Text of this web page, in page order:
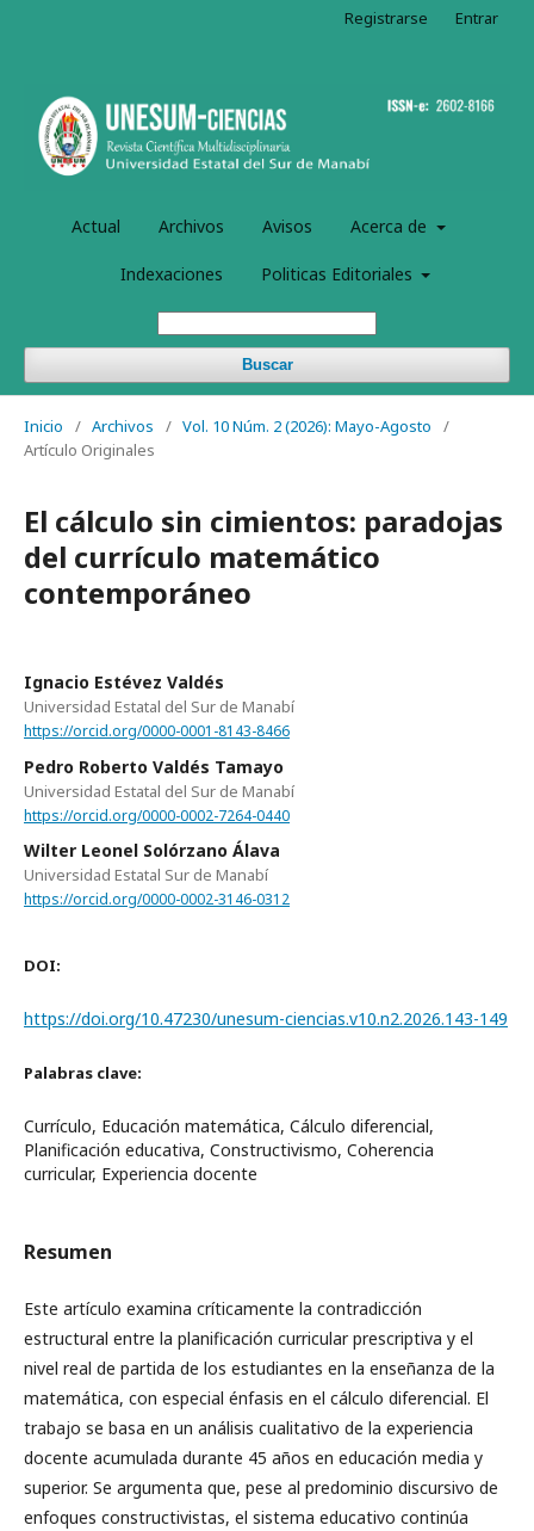
Actual Archivos Avisos Acerca de
Indexaciones Politicas Editoriales
Buscar
Registrarse Entrar
Inicio / Archivos / Vol. 10 Núm. 2 (2026): Mayo-Agosto
/
Artículo Originales
El cálculo sin cimientos: paradojas
del currículo matemático
contemporáneo
Ignacio Estévez Valdés
Universidad Estatal del Sur de Manabí
https://orcid.org/0000-0001-8143-8466
Pedro Roberto Valdés Tamayo
Universidad Estatal del Sur de Manabí
https://orcid.org/0000-0002-7264-0440
Wilter Leonel Solórzano Álava
Universidad Estatal Sur de Manabí
https://orcid.org/0000-0002-3146-0312
DOI:
https://doi.org/10.47230/unesum-ciencias.v10.n2.2026.143-149
Palabras clave:
Currículo, Educación matemática, Cálculo diferencial,
Planificación educativa, Constructivismo, Coherencia
curricular, Experiencia docente
Resumen
Este artículo examina críticamente la contradicción
estructural entre la planificación curricular prescriptiva y el
nivel real de partida de los estudiantes en la enseñanza de la
matemática, con especial énfasis en el cálculo diferencial. El
trabajo se basa en un análisis cualitativo de la experiencia
docente acumulada durante 45 años en educación media y
superior. Se argumenta que, pese al predominio discursivo de
enfoques constructivistas, el sistema educativo continúa